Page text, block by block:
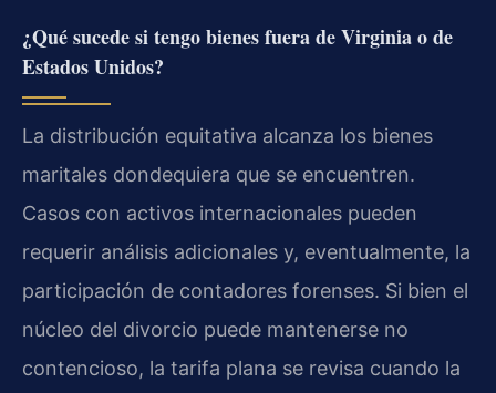
¿Qué sucede si tengo bienes fuera de Virginia o de
Estados Unidos?
La distribución equitativa alcanza los bienes
maritales dondequiera que se encuentren.
Casos con activos internacionales pueden
requerir análisis adicionales y, eventualmente, la
participación de contadores forenses. Si bien el
núcleo del divorcio puede mantenerse no
contencioso, la tarifa plana se revisa cuando la